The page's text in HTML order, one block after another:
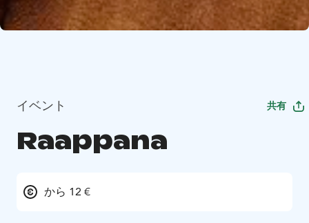
イベント 共有
Raappana
から 12 €